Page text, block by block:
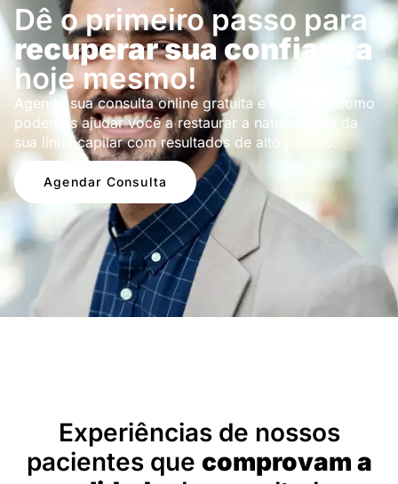
Dê o primeiro passo para
recuperar sua confiança
hoje mesmo!
Agende sua consulta online gratuita e descubra como
podemos ajudar você a restaurar a naturalidade da
sua linha capilar com resultados de alto padrão.
Agendar Consulta
Experiências de nossos
pacientes que comprovam a